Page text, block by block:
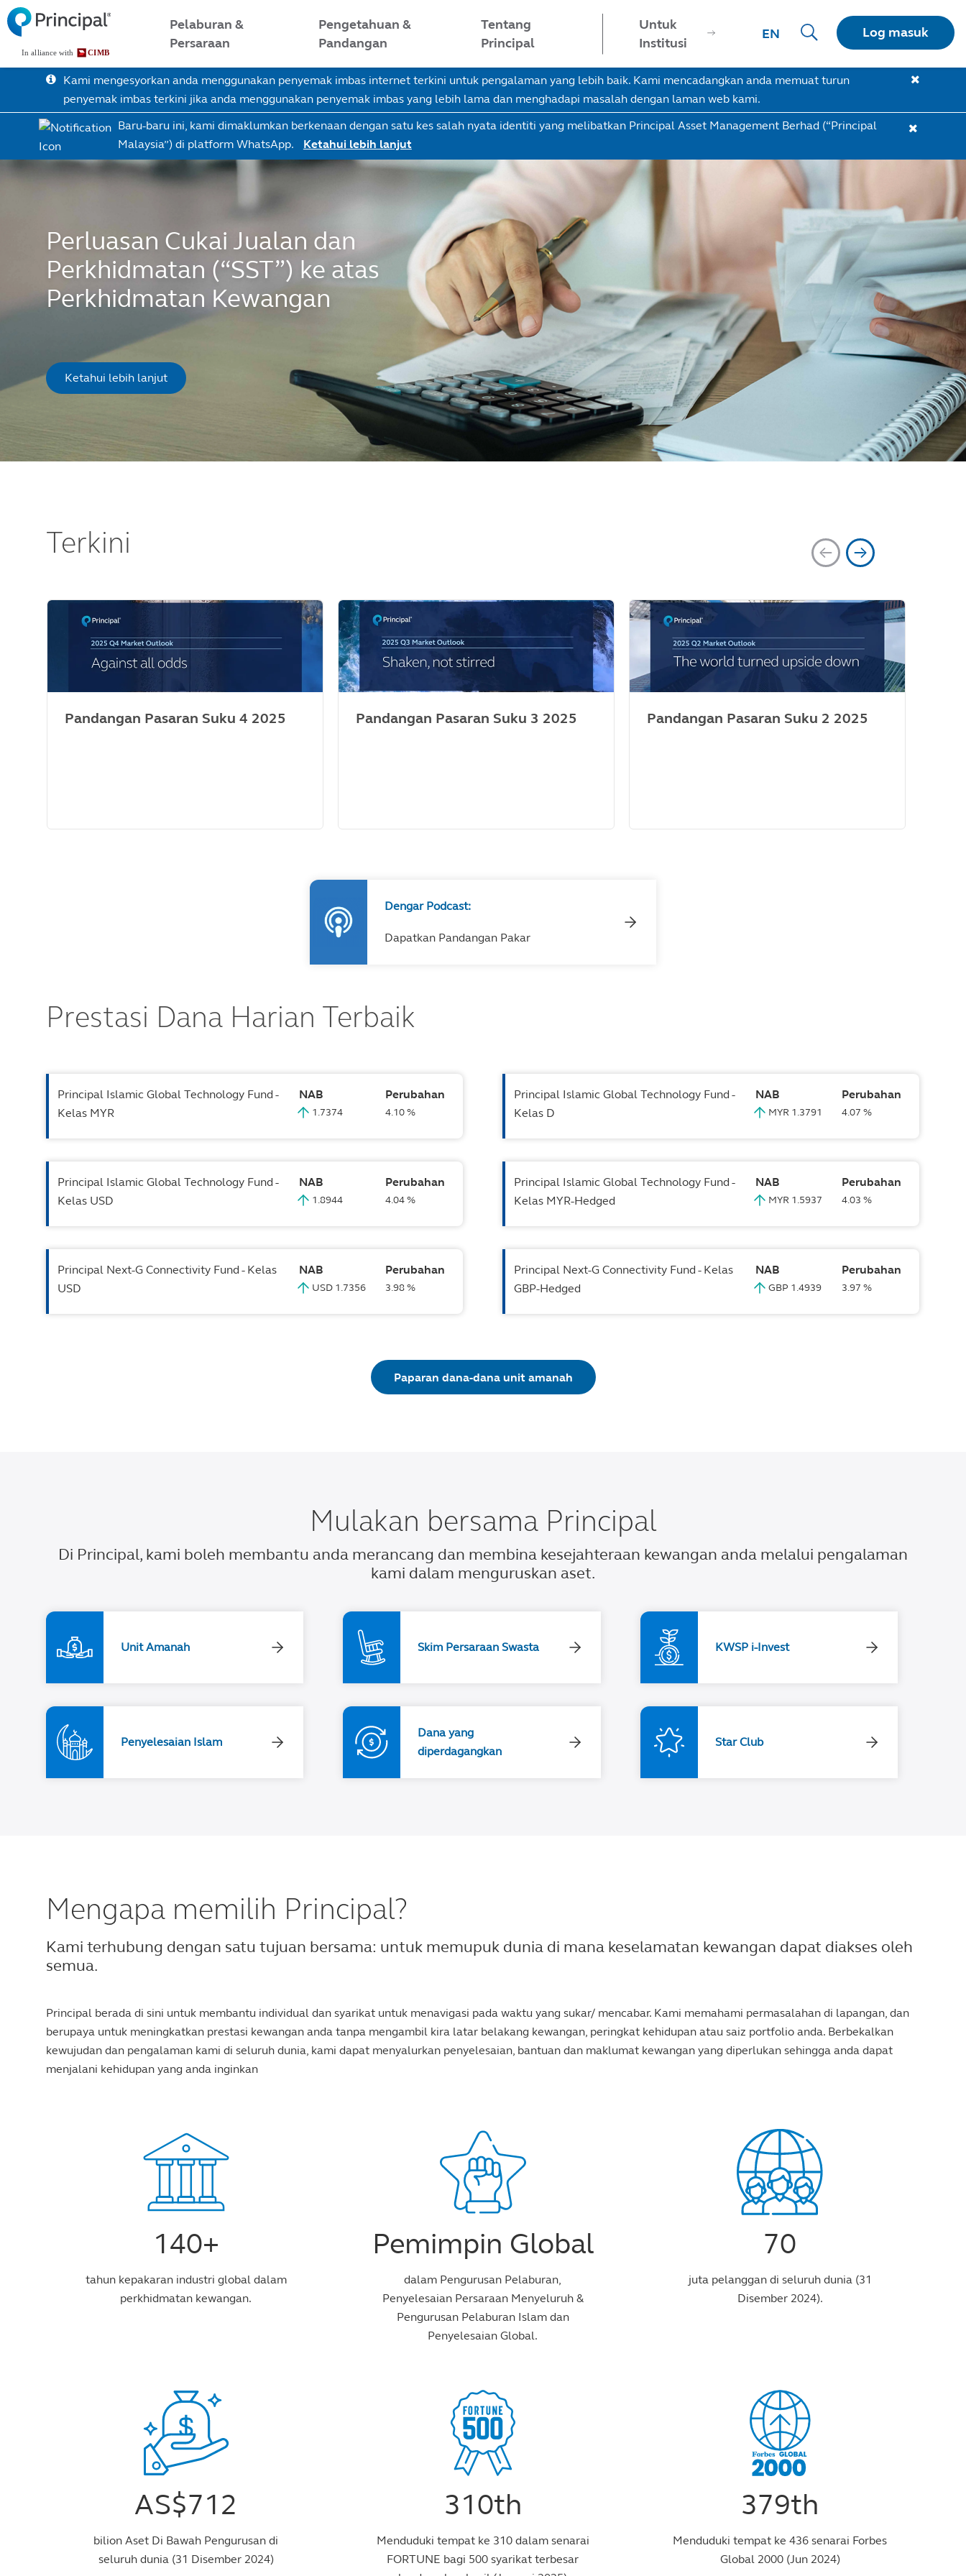
Skip
to
main
content
Log masuk
Malaysia Menu
Pelaburan &
Persaraan
Pengetahuan &
Pandangan
Tentang
Principal
Untuk
Institusi
EN
Kami mengesyorkan anda menggunakan penyemak imbas internet terkini untuk pengalaman yang lebih baik. Kami mencadangkan anda memuat turun
penyemak imbas terkini jika anda menggunakan penyemak imbas yang lebih lama dan menghadapi masalah dengan laman web kami.
Baru-baru ini, kami dimaklumkan berkenaan dengan satu kes salah nyata identiti yang melibatkan Principal Asset Management Berhad (“Principal
Malaysia”) di platform WhatsApp.
Ketahui lebih lanjut
Perluasan Cukai Jualan dan
Perkhidmatan (“SST”) ke atas
Perkhidmatan Kewangan
Ketahui lebih lanjut
Terkini
Pandangan Pasaran Suku 4 2025 Pandangan Pasaran Suku 3 2025 Pandangan Pasaran Suku 2 2025
Dengar Podcast:
Dapatkan Pandangan Pakar
Prestasi Dana Harian Terbaik
Principal Islamic Global Technology Fund -
Kelas MYR
NAB
1.7374
Perubahan
4.10 %
Principal Islamic Global Technology Fund -
Kelas D
NAB
MYR 1.3791
Perubahan
4.07 %
Principal Islamic Global Technology Fund -
Kelas USD
NAB
1.8944
Perubahan
4.04 %
Principal Islamic Global Technology Fund -
Kelas MYR-Hedged
NAB
MYR 1.5937
Perubahan
4.03 %
Principal Next-G Connectivity Fund - Kelas
USD
NAB
USD 1.7356
Perubahan
3.98 %
Principal Next-G Connectivity Fund - Kelas
GBP-Hedged
NAB
GBP 1.4939
Perubahan
3.97 %
Paparan dana-dana unit amanah
Mulakan bersama Principal
Di Principal, kami boleh membantu anda merancang dan membina kesejahteraan kewangan anda melalui pengalaman
kami dalam menguruskan aset.
Unit Amanah Skim Persaraan Swasta KWSP i-Invest
Penyelesaian Islam
Dana yang
diperdagangkan
Star Club
Mengapa memilih Principal?
Kami terhubung dengan satu tujuan bersama: untuk memupuk dunia di mana keselamatan kewangan dapat diakses oleh
semua.
Principal berada di sini untuk membantu individual dan syarikat untuk menavigasi pada waktu yang sukar/ mencabar. Kami memahami permasalahan di lapangan, dan
berupaya untuk meningkatkan prestasi kewangan anda tanpa mengambil kira latar belakang kewangan, peringkat kehidupan atau saiz portfolio anda. Berbekalkan
kewujudan dan pengalaman kami di seluruh dunia, kami dapat menyalurkan penyelesaian, bantuan dan maklumat kewangan yang diperlukan sehingga anda dapat
menjalani kehidupan yang anda inginkan
140+
tahun kepakaran industri global dalam
perkhidmatan kewangan.
Pemimpin Global
dalam Pengurusan Pelaburan,
Penyelesaian Persaraan Menyeluruh &
Pengurusan Pelaburan Islam dan
Penyelesaian Global.
70
juta pelanggan di seluruh dunia (31
Disember 2024).
AS$712
bilion Aset Di Bawah Pengurusan di
seluruh dunia (31 Disember 2024)
310th
Menduduki tempat ke 310 dalam senarai
FORTUNE bagi 500 syarikat terbesar
379th
Menduduki tempat ke 436 senarai Forbes
Global 2000 (Jun 2024)